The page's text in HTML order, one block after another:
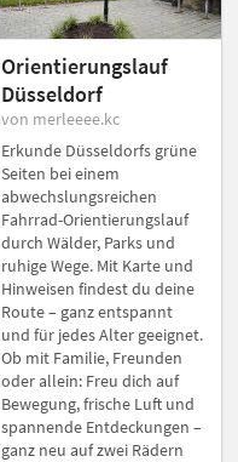
Orientierungslauf
Düsseldorf
von merleeee.kc
Erkunde Düsseldorfs grüne
Seiten bei einem
abwechslungsreichen
Fahrrad-Orientierungslauf
durch Wälder, Parks und
ruhige Wege. Mit Karte und
Hinweisen findest du deine
Route – ganz entspannt
und für jedes Alter geeignet.
Ob mit Familie, Freunden
oder allein: Freu dich auf
Bewegung, frische Luft und
spannende Entdeckungen –
ganz neu auf zwei Rädern